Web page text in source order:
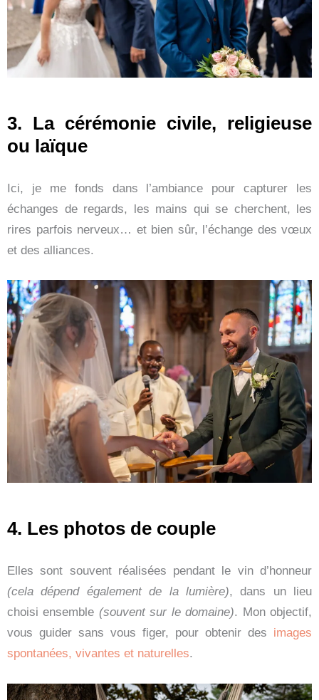
3. La cérémonie civile, religieuse
ou laïque
Ici, je me fonds dans l’ambiance pour capturer les
échanges de regards, les mains qui se cherchent, les
rires parfois nerveux… et bien sûr, l’échange des vœux
et des alliances.
4. Les photos de couple
Elles sont souvent réalisées pendant le vin d’honneur
(cela dépend également de la lumière), dans un lieu
choisi ensemble (souvent sur le domaine). Mon objectif,
vous guider sans vous figer, pour obtenir des images
spontanées, vivantes et naturelles.